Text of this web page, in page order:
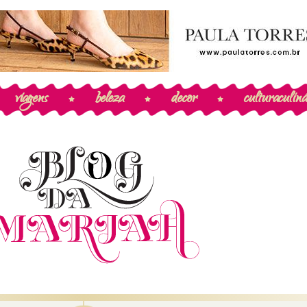
viagens beleza decor cultura